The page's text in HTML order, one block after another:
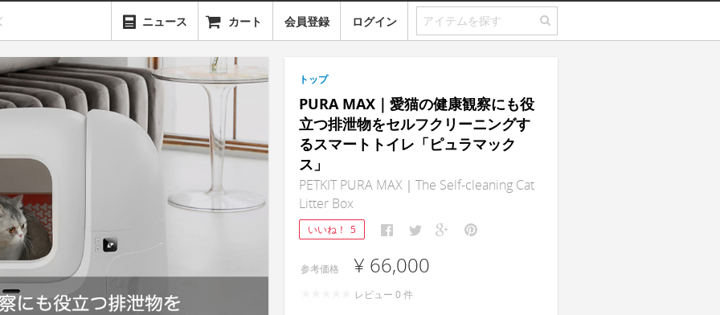
ニュース カート 会員登録 ログイン
トップ
PURA MAX｜愛猫の健康観察にも役
立つ排泄物をセルフクリーニングす
るスマートトイレ「ピュラマック
ス」
PETKIT PURA MAX｜The Self-cleaning Cat
Litter Box
いいね！ 5
参考価格 ¥ 66,000
レビュー 0 件